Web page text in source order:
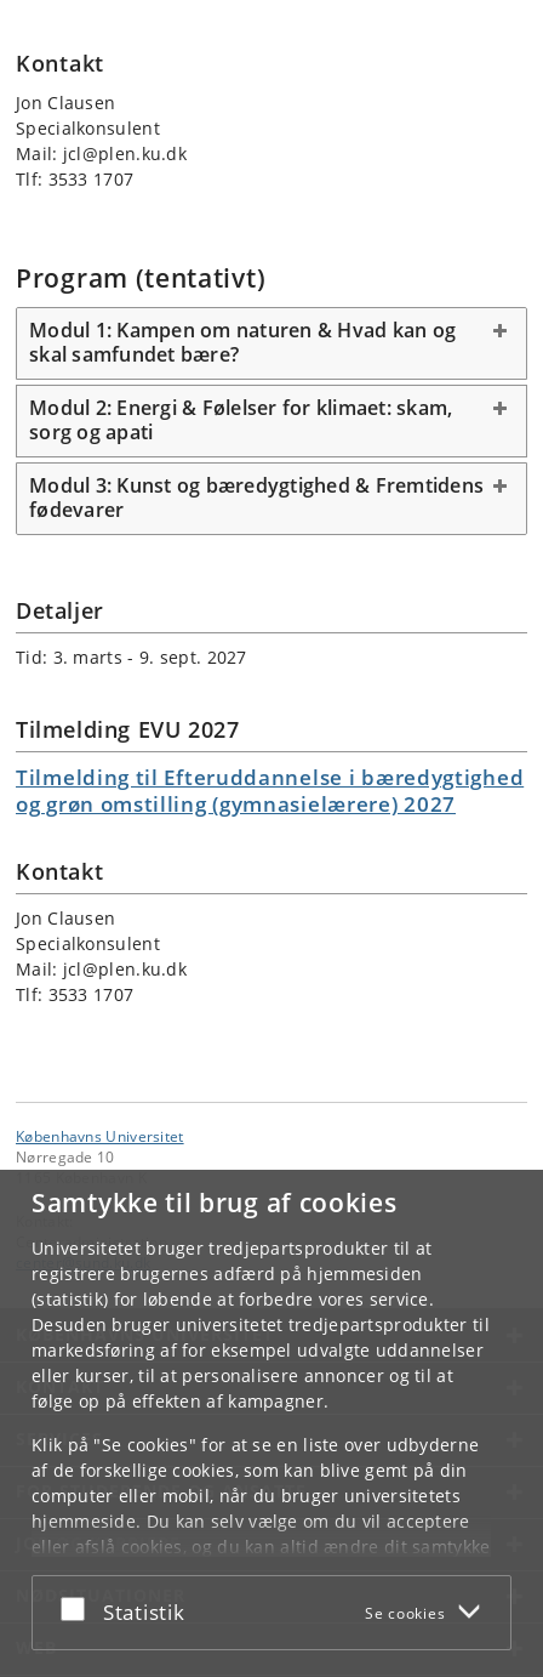
Samtykke til brug af cookies
Universitetet bruger tredjepartsprodukter til at
registrere brugernes adfærd på hjemmesiden
(statistik) for løbende at forbedre vores service.
Desuden bruger universitetet tredjepartsprodukter til
markedsføring af for eksempel udvalgte uddannelser
eller kurser, til at personalisere annoncer og til at
følge op på effekten af kampagner.
Klik på "Se cookies" for at se en liste over udbyderne
af de forskellige cookies, som kan blive gemt på din
computer eller mobil, når du bruger universitetets
hjemmeside. Du kan selv vælge om du vil acceptere
eller afslå cookies, og du kan altid ændre dit samtykke
underCookie- og privatlivspolitiksom du finder i
bunden af hver side.
Acceptér eller afslå
Statistik Se cookies
Kontakt
Jon Clausen
Specialkonsulent
Mail: jcl@plen.ku.dk
Tlf: 3533 1707
Program (tentativt)
Modul 1: Kampen om naturen & Hvad kan og
skal samfundet bære?
Modul 2: Energi & Følelser for klimaet: skam,
sorg og apati
Modul 3: Kunst og bæredygtighed & Fremtidens
fødevarer
Detaljer
Tid: 3. marts - 9. sept. 2027
Tilmelding EVU 2027
Tilmelding til Efteruddannelse i bæredygtighed
og grøn omstilling (gymnasielærere) 2027
Kontakt
Jon Clausen
Specialkonsulent
Mail: jcl@plen.ku.dk
Tlf: 3533 1707
Københavns Universitet
Nørregade 10
Centeradministration
KØBENHAVNS UNIVERSITET
KONTAKT
SERVICES
FOR STUDERENDE OG ANSATTE
JOB OG KARRIERE
NØDSITUATIONER
WEB